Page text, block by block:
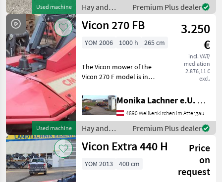
Used machine
kann jederzeit
Hay and
forage
equipment /
Premium Plus dealer
Used machine
Vicon 270 FB
3.250
€
incl. VAT/
mediation
2.876,11 €
excl.
YOM 2006 1000 h 265 cm
The Vicon mower of the
Vicon 270 F model is in
and is a reliable agricultural
implement manufactured
in 2006. With an impressive
working
Monika Lachner e.U. Maschinenhandel
4890 Weißenkirchen im Attergau
Hay and
forage
equipment /
Premium Plus dealer
Vicon Extra 440 H
Price
on
request
YOM 2013 400 cm